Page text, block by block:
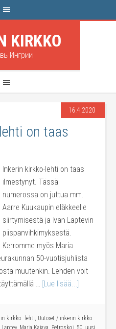
KIRKKO
Ингрии
16.4.2020
on taas
Inkerin kirkko-lehti on taas
ilmestynyt. Tässä
numerossa on juttua mm.
Aarre Kuukaupin eläkkeelle
siirtymisestä ja Ivan Laptevin
piispanvihkimyksestä.
Kerromme myös Maria
50-vuotisjuhlista
muutenkin. Lehden voit
… [Lue lisää...]
kirkko -lehti, Uutiset / inkerin kirkko -
Laptev, Maria Kajava, Petroskoi_50, uusi